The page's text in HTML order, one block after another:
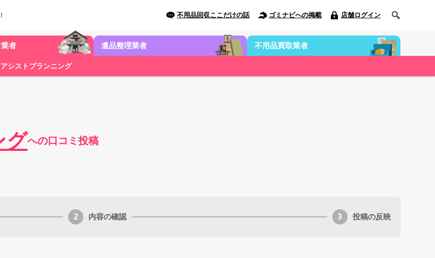
不用品回収ここだけの話 ゴミナビへの掲載 店舗ログイン
者 遺品整理業者 不用品買取業者
アシストプランニング
グへの口コミ投稿
内容の確認 投稿の反映